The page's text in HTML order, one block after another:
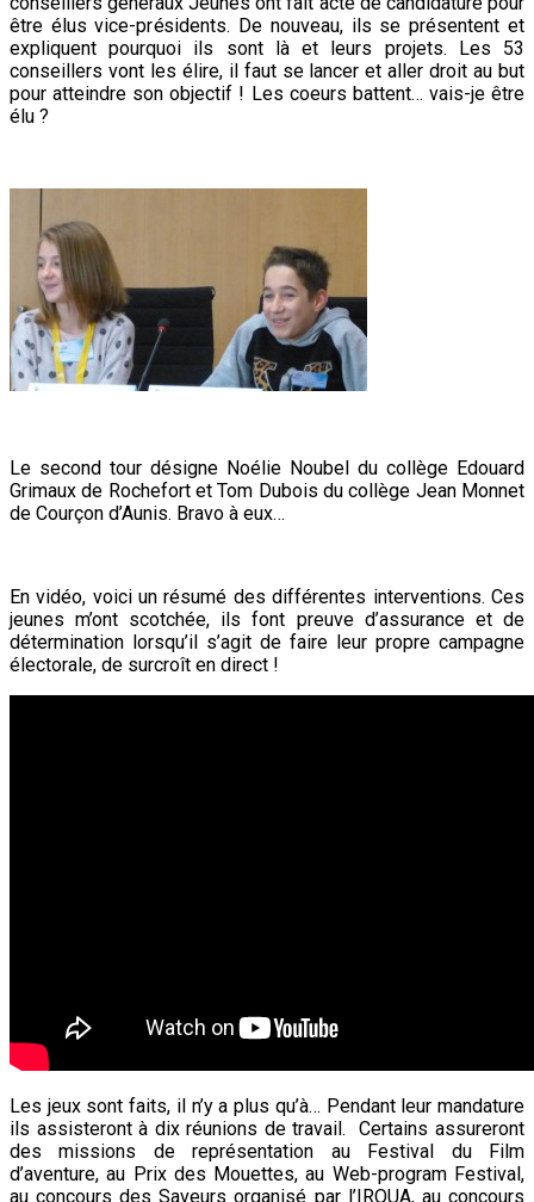
être élus vice-présidents. De nouveau, ils se présentent et
expliquent pourquoi ils sont là et leurs projets. Les 53
conseillers vont les élire, il faut se lancer et aller droit au but
pour atteindre son objectif ! Les coeurs battent… vais-je être
élu ?
Le second tour désigne Noélie Noubel du collège Edouard
Grimaux de Rochefort et Tom Dubois du collège Jean Monnet
de Courçon d’Aunis. Bravo à eux…
En vidéo, voici un résumé des différentes interventions. Ces
jeunes m’ont scotchée, ils font preuve d’assurance et de
détermination lorsqu’il s’agit de faire leur propre campagne
électorale, de surcroît en direct !
Les jeux sont faits, il n’y a plus qu’à… Pendant leur mandature
ils assisteront à dix réunions de travail. Certains assureront
des missions de représentation au Festival du Film
d’aventure, au Prix des Mouettes, au Web-program Festival,
au concours des Saveurs organisé par l’IRQUA, au concours